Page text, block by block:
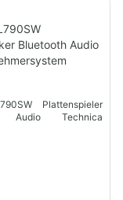
Bluetooth Audio
Plattenspieler
Audio Technica